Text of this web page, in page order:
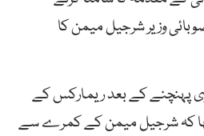
وزیر شرجیل میمن کا
پہنچنے کے بعد ریمارکس کے
کہ شرجیل میمن کے کمرے سے